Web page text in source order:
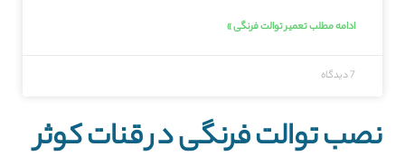
ادامه مطلب تعمیر توالت فرنگی »
7 دیدگاه
نصب توالت فرنگی در قنات کوثر